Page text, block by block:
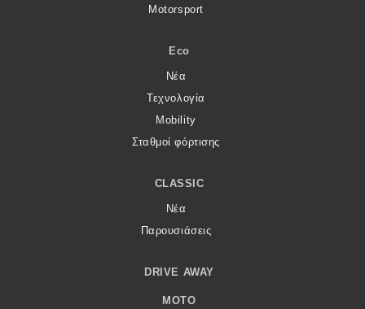
Motorsport
Eco
Νέα
Τεχνολογία
Mobility
Σταθμοί φόρτισης
CLASSIC
Νέα
Παρουσιάσεις
DRIVE AWAY
MOTO